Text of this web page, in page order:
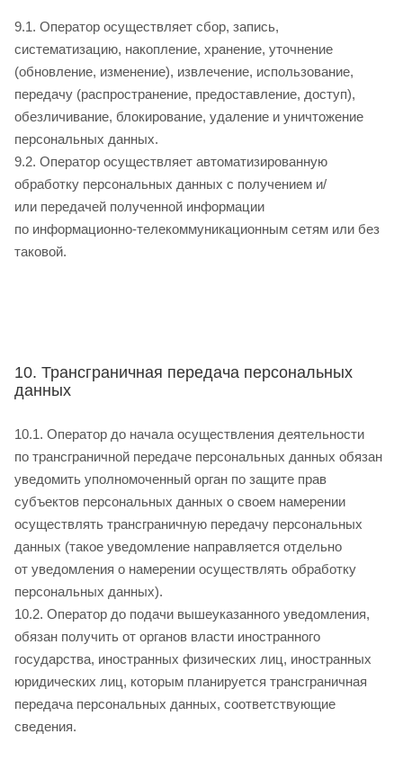
9.1. Оператор осуществляет сбор, запись,
систематизацию, накопление, хранение, уточнение
(обновление, изменение), извлечение, использование,
передачу (распространение, предоставление, доступ),
обезличивание, блокирование, удаление и уничтожение
персональных данных.
9.2. Оператор осуществляет автоматизированную
обработку персональных данных с получением и/
или передачей полученной информации
по информационно-телекоммуникационным сетям или без
таковой.
10. Трансграничная передача персональных
данных
10.1. Оператор до начала осуществления деятельности
по трансграничной передаче персональных данных обязан
уведомить уполномоченный орган по защите прав
субъектов персональных данных о своем намерении
осуществлять трансграничную передачу персональных
данных (такое уведомление направляется отдельно
от уведомления о намерении осуществлять обработку
персональных данных).
10.2. Оператор до подачи вышеуказанного уведомления,
обязан получить от органов власти иностранного
государства, иностранных физических лиц, иностранных
юридических лиц, которым планируется трансграничная
передача персональных данных, соответствующие
сведения.